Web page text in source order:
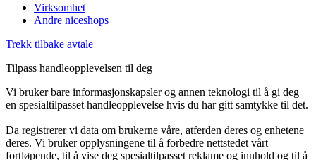
Virksomhet
Andre niceshops
Trekk tilbake avtale
Tilpass handleopplevelsen til deg
Vi bruker bare informasjonskapsler og annen teknologi til å gi deg
en spesialtilpasset handleopplevelse hvis du har gitt samtykke til det.
Da registrerer vi data om brukerne våre, atferden deres og enhetene
deres. Vi bruker opplysningene til å forbedre nettstedet vårt
fortløpende, til å vise deg spesialtilpasset reklame og innhold og til å